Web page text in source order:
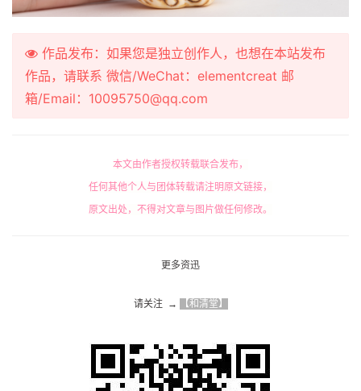
作品发布：如果您是独立创作人，也想在本站发布
作品，请联系 微信/WeChat：elementcreat 邮
箱/Email：10095750@qq.com
本文由作者授权转载联合发布，
任何其他个人与团体转载请注明原文链接，
原文出处，不得对文章与图片做任何修改。
更多资迅
请关注  → 【和清堂】